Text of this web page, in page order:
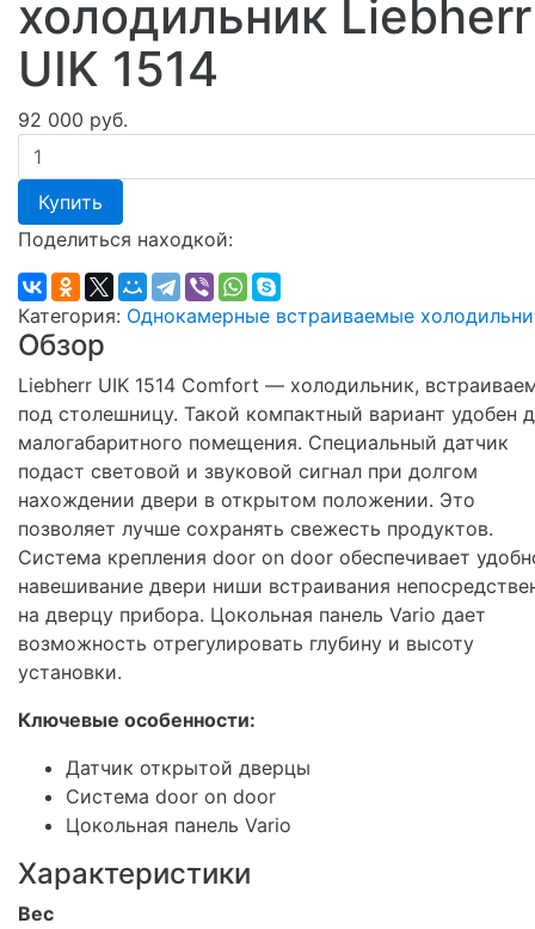
холодильник Liebherr
UIK 1514
92 000 руб.
Купить
Поделиться находкой:
Категория: Однокамерные встраиваемые
Обзор
Liebherr UIK 1514 Comfort — холодильник,
под столешницу. Такой компактный вариант удобен
малогабаритного помещения. Специальный датчик
подаст световой и звуковой сигнал при долгом
нахождении двери в открытом положении. Это
позволяет лучше сохранять свежесть продуктов.
Система крепления door on door обеспечивает
навешивание двери ниши встраивания
на дверцу прибора. Цокольная панель Vario дает
возможность отрегулировать глубину и высоту
установки.
Ключевые особенности:
Датчик открытой дверцы
Система door on door
Цокольная панель Vario
Характеристики
Вес